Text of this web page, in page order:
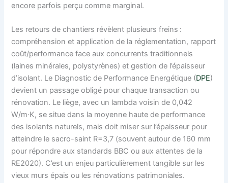
encore parfois perçu comme marginal.
Les retours de chantiers révèlent plusieurs freins :
compréhension et application de la réglementation, rapport
coût/performance face aux concurrents traditionnels
(laines minérales, polystyrènes) et gestion de l’épaisseur
d’isolant. Le Diagnostic de Performance Energétique (DPE)
devient un passage obligé pour chaque transaction ou
rénovation. Le liège, avec un lambda voisin de 0,042
W/m·K, se situe dans la moyenne haute de performance
des isolants naturels, mais doit miser sur l’épaisseur pour
atteindre le sacro-saint R=3,7 (souvent autour de 160 mm
pour répondre aux standards BBC ou aux attentes de la
RE2020). C’est un enjeu particulièrement tangible sur les
vieux murs épais ou les rénovations patrimoniales.